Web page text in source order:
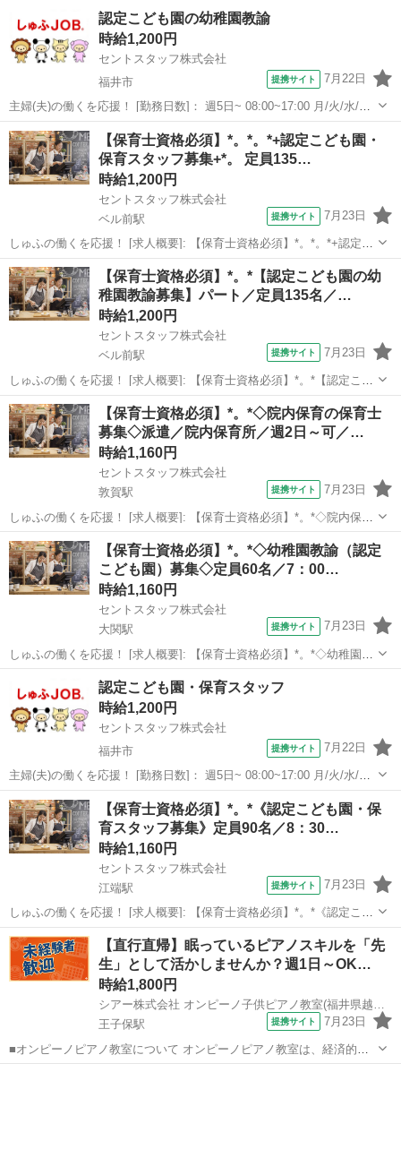
い方にもおススメ◎ 【コメント】 週払い制度完備！ 履歴書も来社も
不要のリモート登録あ...
福井市 保育士
認定こども園の幼稚園教諭
時給1,200円
セントスタッフ株式会社
福井市
提携サイト 7月22日
主婦(夫)の働くを応援！ [勤務日数]： 週5日~ 08:00~17:00 月/火/水/木/
金 [勤務地・最寄駅]： 福井県福井市西谷2-702 セントスタッフ株式会
社 ベル前駅徒歩20分 [職種名]：認定こども園の幼...
福井 福井市 保育士
【保育士資格必須】*。*。*+認定こども園・
保育スタッフ募集+*。 定員135…
時給1,200円
セントスタッフ株式会社
ベル前駅
提携サイト 7月23日
しゅふの働くを応援！ [求人概要]: 【保育士資格必須】*。*。*+認定こ
ども園・保育スタッフ募集+*。 定員135名／8：00～17：00／平日のみ
可／車通勤可／1200円～ [職種名]: 認定こども園・保育スタッフ ...
福井 福井市 ベル前駅 保育士
【保育士資格必須】*。*【認定こども園の幼
稚園教諭募集】パート／定員135名／…
時給1,200円
セントスタッフ株式会社
ベル前駅
提携サイト 7月23日
しゅふの働くを応援！ [求人概要]: 【保育士資格必須】*。*【認定こど
も園の幼稚園教諭募集】パート／定員135名／8時～17時／平日のみ／
マイカー通勤可 [職種名]: 認定こども園の幼稚園教諭 [勤務地・最寄
駅]: ...
福井 福井市 ベル前駅 保育士
【保育士資格必須】*。*◇院内保育の保育士
募集◇派遣／院内保育所／週2日～可／…
時給1,160円
セントスタッフ株式会社
敦賀駅
提携サイト 7月23日
しゅふの働くを応援！ [求人概要]: 【保育士資格必須】*。*◇院内保育
の保育士募集◇派遣／院内保育所／週2日～可／車通勤可／2025年10
月リニューアルオープン／1160円～ [職種名]: 院内保育の保育士 [勤務
地...
福井 敦賀市 敦賀駅 保育士
【保育士資格必須】*。*◇幼稚園教諭（認定
こども園）募集◇定員60名／7：00…
時給1,160円
セントスタッフ株式会社
大関駅
提携サイト 7月23日
しゅふの働くを応援！ [求人概要]: 【保育士資格必須】*。*◇幼稚園教
諭（認定こども園）募集◇定員60名／7：00～18：00内／平日のみ／
マイカー通勤可 [職種名]: 幼稚園教諭（認定こども園） [勤務地・最寄
駅]...
坂井市 大関駅 保育士
認定こども園・保育スタッフ
時給1,200円
セントスタッフ株式会社
福井市
提携サイト 7月22日
主婦(夫)の働くを応援！ [勤務日数]： 週5日~ 08:00~17:00 月/火/水/木/
金 [勤務地・最寄駅]： 福井県福井市西谷2-702 セントスタッフ株式会
社 ベル前駅徒歩20分 [職種名]：認定こども園・保...
福井 福井市 保育士
【保育士資格必須】*。*《認定こども園・保
育スタッフ募集》定員90名／8：30…
時給1,160円
セントスタッフ株式会社
江端駅
提携サイト 7月23日
しゅふの働くを応援！ [求人概要]: 【保育士資格必須】*。*《認定こど
も園・保育スタッフ募集》定員90名／8：30～16：30／週5日／車通勤
可／1160円～ [職種名]: 認定こども園・保育スタッフ [勤務地・最寄...
福井 福井市 江端駅 保育士
【直行直帰】眠っているピアノスキルを「先
生」として活かしませんか？週1日～OK…
時給1,800円
シアー株式会社 オンピーノ子供ピアノ教室(福井県越前市)
王子保駅
提携サイト 7月23日
■オンピーノピアノ教室について オンピーノピアノ教室は、経済的な
事情に左右されることなく、すべての子どもたちが平等に音楽を学べ